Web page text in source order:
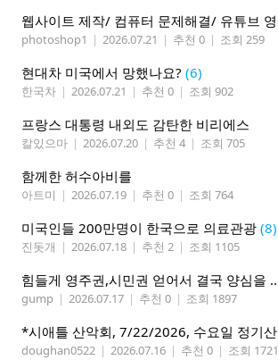
photoshop1 | 2026.07.21 | 추천 0 | 조회 259
현대차 미국에서 망했나요? (6)
한국차 | 2026.07.21 | 추천 0 | 조회 902
프랑스 대통령 내외도 감탄한 비리에스
칼있으마 | 2026.07.20 | 추천 4 | 조회 705
함께한 허수아비를
아트미 | 2026.07.19 | 추천 0 | 조회 764
미국인들 200만명이 한국으로 의료관광 (8)
진돗개 | 2026.07.18 | 추천 2 | 조회 1105
힘들게 영주권,시민권 얻어서 결국 양심을 ..
gump | 2026.07.17 | 추천 0 | 조회 1897
doughan0522 | 2026.07.16 | 추천 0 | 조회 1721